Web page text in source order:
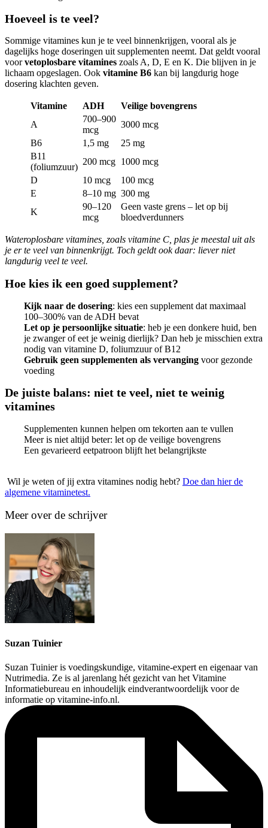
Hoeveel is te veel?
Sommige vitamines kun je te veel binnenkrijgen, vooral als je
dagelijks hoge doseringen uit supplementen neemt. Dat geldt vooral
voorvetoplosbare vitamines zoals A, D, E en K. Die blijven in je
lichaam opgeslagen. Ook vitamine B6 kan bij langdurig hoge
dosering klachten geven.
Vitamine ADH
Veilige bovengrens
A
700–900
mcg
3000 mcg
B6
1,5 mg
25 mg
B11
(foliumzuur)
200 mcg 1000 mcg
D
10 mcg
100 mcg
E
8–10 mg 300 mg
K
90–120
mcg
Geen vaste grens – let op bij
bloedverdunners
Wateroplosbare vitamines, zoals vitamine C, plas je meestal uit als
je er te veel van binnenkrijgt. Toch geldt ook daar: liever niet
langdurig veel te veel.
Hoe kies ik een goed supplement?
Kijk naar de dosering: kies een supplement dat maximaal
100–300% van de ADH bevat
Let op je persoonlijke situatie: heb je een donkere huid, ben
je zwanger of eet je weinig dierlijk? Dan heb je misschien extra
nodig van vitamine D, foliumzuur of B12
Gebruik geen supplementen als vervanging voor gezonde
voeding
De juiste balans: niet te veel, niet te weinig
vitamines
Supplementen kunnen helpen om tekorten aan te vullen
Meer is niet altijd beter: let op de veilige bovengrens
Een gevarieerd eetpatroon blijft het belangrijkste
Wil je weten of jij extra vitamines nodig hebt? Doe dan hier de
algemene vitaminetest.
Meer over de schrijver
Suzan Tuinier
Suzan Tuinier is voedingskundige, vitamine-expert en eigenaar van
Nutrimedia. Ze is al jarenlang hét gezicht van het Vitamine
Informatiebureau en inhoudelijk eindverantwoordelijk voor de
informatie op vitamine-info.nl.